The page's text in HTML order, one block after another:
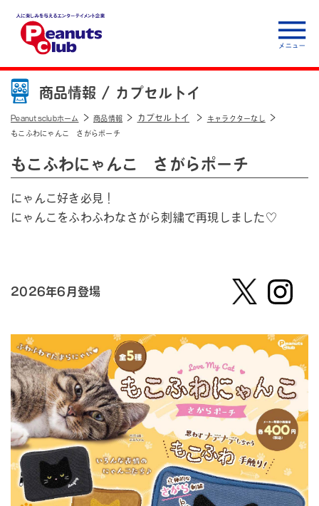
人に楽しみを与えるエ
ンターテイメント企
業 Peanuts club
商品情報 / カプセルトイ
Peanutsclubホーム 商品情報 カプセルトイ キャラクターなし
もこふわにゃんこ さがらポーチ
もこふわにゃんこ さがらポーチ
にゃんこ好き必見！
にゃんこをふわふわなさがら刺繍で再現しました♡
2026年6月登場
ツクラ
ブのカ
プセル
トイの
Xはこ
ナッ
ツ・ク
ラブ
カプセ
ルトイ
メーカ
ーの人
（公
nstag
ramは
こちら